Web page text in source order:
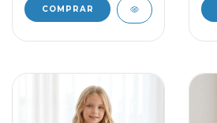
COMPRAR